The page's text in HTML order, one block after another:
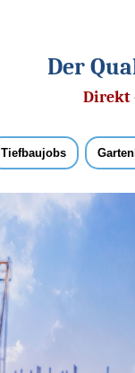
Der
Direkt
Tiefbaujobs